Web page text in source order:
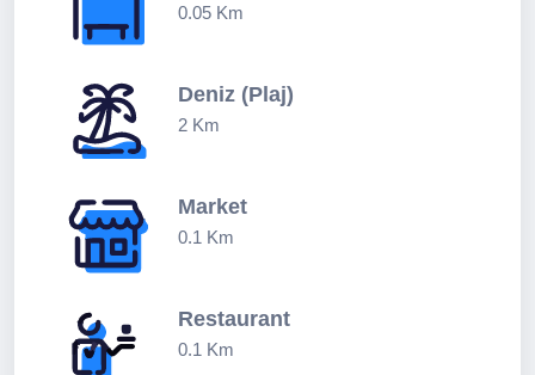
0.05 Km
Deniz (Plaj)
2 Km
Market
0.1 Km
Restaurant
0.1 Km